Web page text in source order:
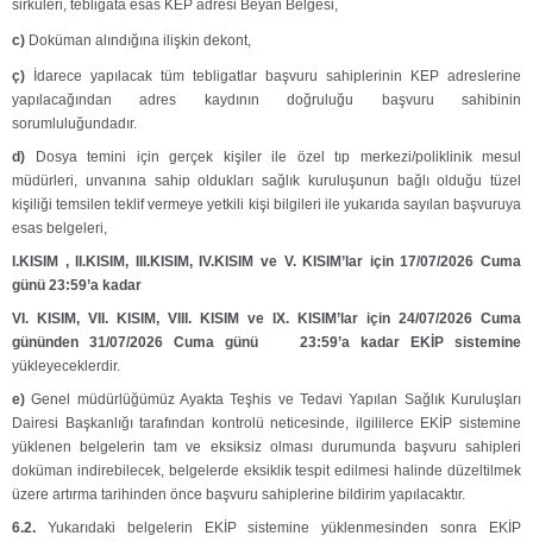
sirküleri, tebligata esas KEP adresi Beyan Belgesi,
c) Doküman alındığına ilişkin dekont,
ç)
İdarece yapılacak tüm tebligatlar başvuru sahiplerinin KEP adreslerine
yapılacağından adres kaydının doğruluğu başvuru sahibinin
sorumluluğundadır.
d)
Dosya temini için gerçek kişiler ile özel tıp merkezi/poliklinik mesul
müdürleri, unvanına sahip oldukları sağlık kuruluşunun bağlı olduğu tüzel
kişiliği temsilen teklif vermeye yetkili kişi bilgileri ile yukarıda sayılan başvuruya
esas belgeleri,
I.KISIM , II.KISIM, III.KISIM, IV.KISIM ve V. KISIM’lar için 17/07/2026 Cuma
günü 23:59’a kadar
VI. KISIM, VII. KISIM, VIII. KISIM ve IX. KISIM’lar için 24/07/2026 Cuma
gününden 31/07/2026 Cuma günü 23:59’a kadar EKİP sistemine
yükleyeceklerdir.
e) Genel müdürlüğümüz Ayakta Teşhis ve Tedavi Yapılan Sağlık Kuruluşları
Dairesi Başkanlığı tarafından kontrolü neticesinde, ilgililerce EKİP sistemine
yüklenen belgelerin tam ve eksiksiz olması durumunda başvuru sahipleri
doküman indirebilecek, belgelerde eksiklik tespit edilmesi halinde düzeltilmek
üzere artırma tarihinden önce başvuru sahiplerine bildirim yapılacaktır.
6.2.
Yukarıdaki belgelerin EKİP sistemine yüklenmesinden sonra EKİP